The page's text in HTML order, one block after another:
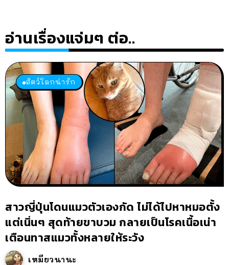
อ่านเรื่องแจ่มๆ ต่อ..
สัตว์โลกน่ารัก
สาวญี่ปุ่นโดนแมวตัวเองกัด ไม่ได้ไปหาหมอตั้ง
แต่เนิ่นๆ สุดท้ายขาบวม กลายเป็นโรคเนื้อเน่า
เตือนทาสแมวทั้งหลายให้ระวัง
เหมียวนานะ